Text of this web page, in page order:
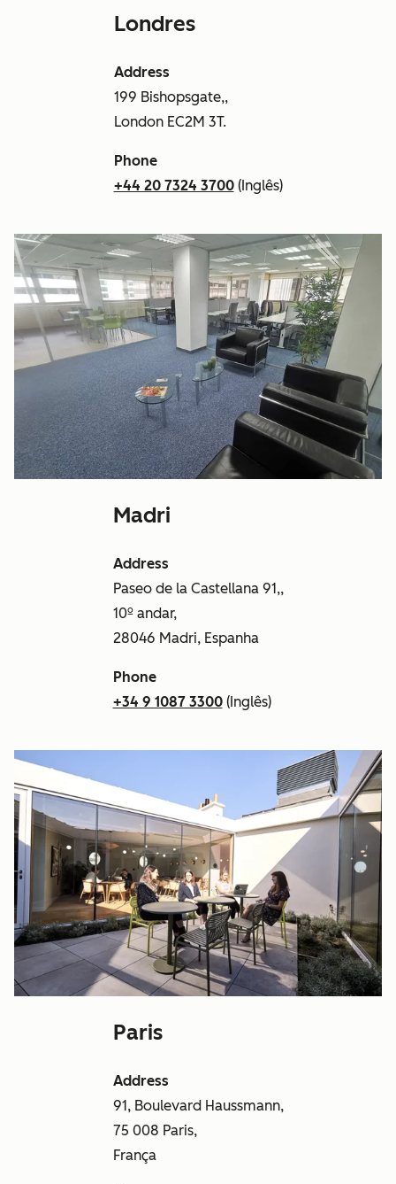
Londres
Address
199 Bishopsgate,,
London EC2M 3T.
Phone
+44 20 7324 3700(Inglês)
Madri
Address
Paseo de la Castellana 91,,
10º andar,
28046 Madri, Espanha
Phone
+34 9 1087 3300(Inglês)
Paris
Address
91, Boulevard Haussmann,
75 008 Paris,
França